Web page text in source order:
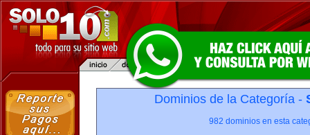
Dominios de la Categoría -
982 dominios en esta